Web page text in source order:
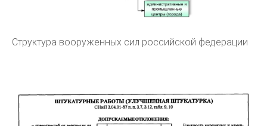
Структура вооруженных сил российской федерации